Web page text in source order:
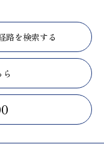
路を検索する